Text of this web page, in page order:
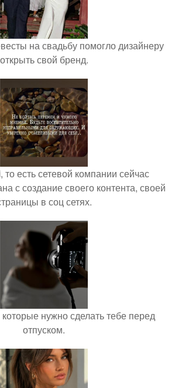
на свадьбу помогло дизайнеру
открыть свой бренд.
то есть сетевой компании сейчас
с создание своего контента, своей
в соц сетях.
нужно сделать тебе перед
отпуском.